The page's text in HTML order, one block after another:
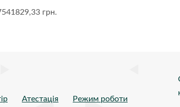
грн.
Атестація
Режим роботи